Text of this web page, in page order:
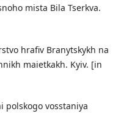
mista Bila Tserkva.
hrafiv Branytskykh na
maietkakh. Kyiv. [in
polskogo vosstaniya